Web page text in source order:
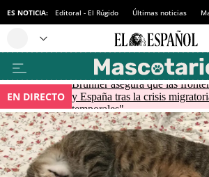
ES NOTICIA: Editoral - El Rúgido Últimas noticias
EN DIRECTO
Brunner asegura que las
y España tras la crisis
temporales"